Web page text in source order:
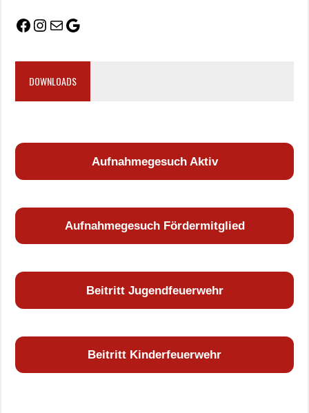
DOWNLOADS
Aufnahmegesuch Aktiv
Aufnahmegesuch Fördermitglied
Beitritt Jugendfeuerwehr
Beitritt Kinderfeuerwehr